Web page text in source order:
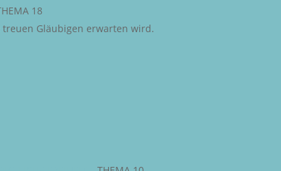
18
Gläubigen erwarten wird.